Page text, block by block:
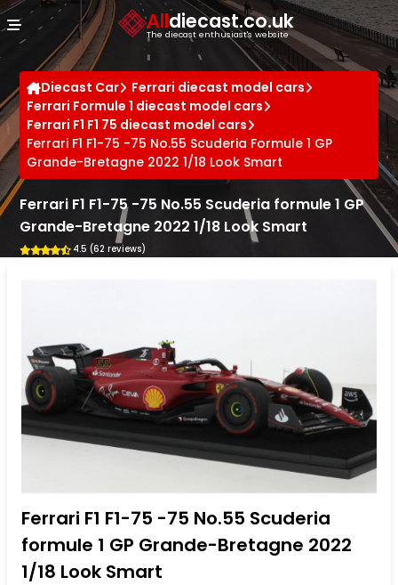
Alldiecast.co.uk
The diecast enthusiast's website
Diecast Car
Ferrari diecast model cars
Ferrari Formule 1 diecast model cars
Ferrari F1 F1 75 diecast model cars
Ferrari F1 F1-75 -75 No.55 Scuderia Formule 1 GP
Grande-Bretagne 2022 1/18 Look Smart
Ferrari F1 F1-75 -75 No.55 Scuderia formule 1 GP
Grande-Bretagne 2022 1/18 Look Smart
4.5 (62 reviews)
Ferrari F1 F1-75 -75 No.55 Scuderia
formule 1 GP Grande-Bretagne 2022
1/18 Look Smart
Cookies management panel